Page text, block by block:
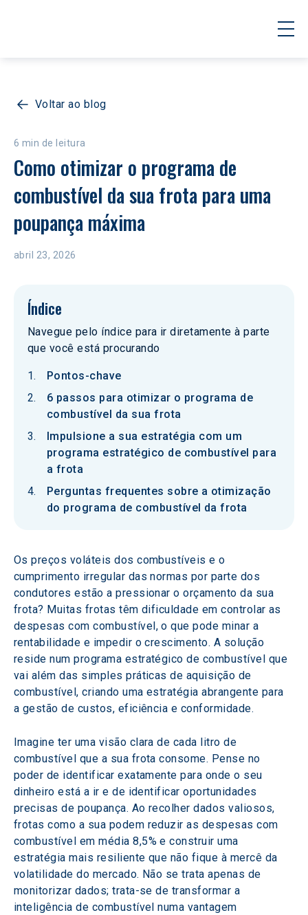
Voltar ao blog
6 min de leitura
Como otimizar o programa de
combustível da sua frota para uma
poupança máxima
abril 23, 2026
Índice
Navegue pelo índice para ir diretamente à parte
que você está procurando
Pontos-chave
6 passos para otimizar o programa de
combustível da sua frota
Impulsione a sua estratégia com um
programa estratégico de combustível para
a frota
Perguntas frequentes sobre a otimização
do programa de combustível da frota
Os preços voláteis dos combustíveis e o
cumprimento irregular das normas por parte dos
condutores estão a pressionar o orçamento da sua
frota? Muitas frotas têm dificuldade em controlar as
despesas com combustível, o que pode minar a
rentabilidade e impedir o crescimento. A solução
reside num programa estratégico de combustível que
vai além das simples práticas de aquisição de
combustível, criando uma estratégia abrangente para
a gestão de custos, eficiência e conformidade.
Imagine ter uma visão clara de cada litro de
combustível que a sua frota consome. Pense no
poder de identificar exatamente para onde o seu
dinheiro está a ir e de identificar oportunidades
precisas de poupança. Ao recolher dados valiosos,
frotas como a sua podem reduzir as despesas com
combustível em média 8,5% e construir uma
estratégia mais resiliente que não fique à mercê da
volatilidade do mercado. Não se trata apenas de
monitorizar dados; trata-se de transformar a
inteligência de combustível numa vantagem